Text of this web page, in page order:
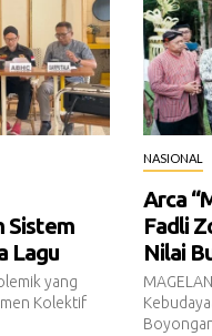
Sistem
Lagu
yang
Kolektif
NASIONAL
Arca
Fadli
Nilai